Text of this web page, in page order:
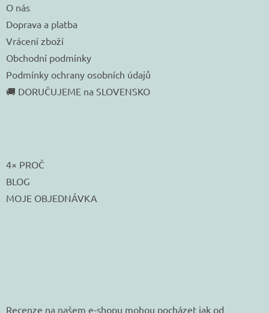
O nás
Doprava a platba
Vrácení zboží
Obchodní podmínky
Podmínky ochrany osobních údajů
🚚 DORUČUJEME na SLOVENSKO
4× PROČ
BLOG
MOJE OBJEDNÁVKA
Recenze na našem e-shopu mohou pocházet jak od